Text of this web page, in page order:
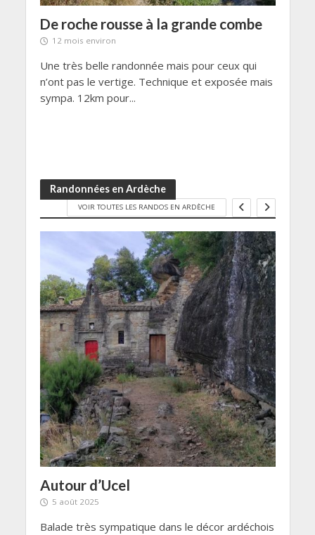
De roche rousse à la grande combe
12 mois environ
Une très belle randonnée mais pour ceux qui
n’ont pas le vertige. Technique et exposée mais
sympa. 12km pour...
Randonnées en Ardèche
VOIR TOUTES LES RANDOS EN ARDÈCHE
Autour d’Ucel
5 août 2025
Balade très sympatique dans le décor ardéchois